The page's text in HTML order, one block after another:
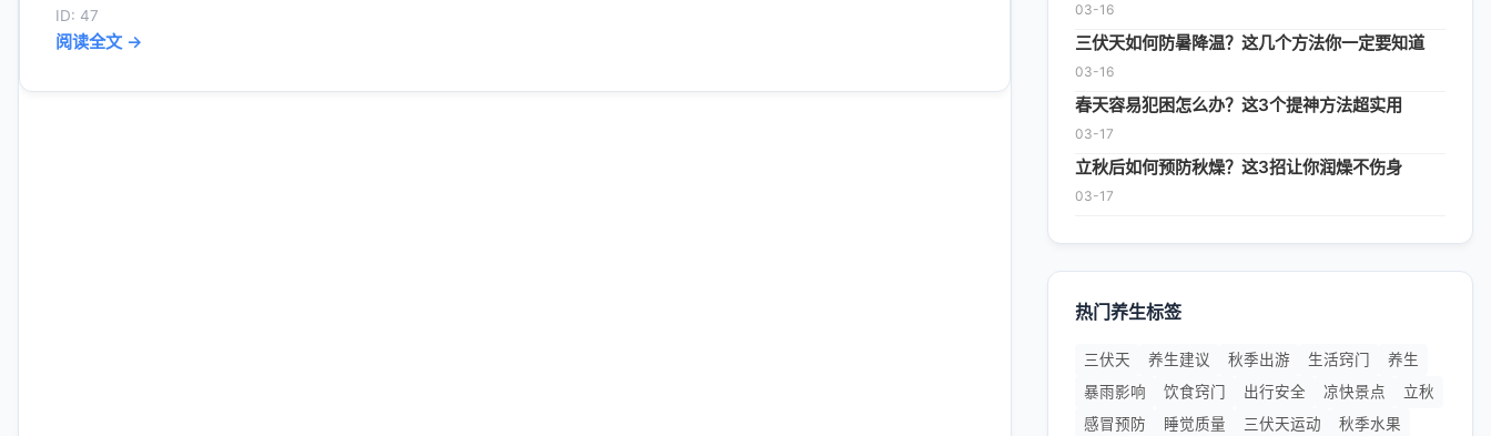
ID: 47
阅读全文 →
03-16
三伏天如何防暑降温？这几个方法你一定要知道
03-16
春天容易犯困怎么办？这3个提神方法超实用
03-17
立秋后如何预防秋燥？这3招让你润燥不伤身
03-17
热门养生标签
三伏天 养生建议 秋季出游 生活窍门
养生
暴雨影响
饮食窍门 出行安全 凉快景点
立秋
感冒预防
睡觉质量 三伏天运动
秋季水果